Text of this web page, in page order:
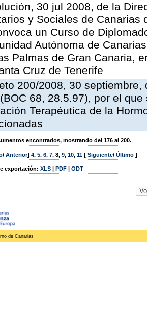
30 jul 2008, de la
y Sociales de Canarias
un Curso de
Autónoma de
Palmas de Gran Canaria,
Cruz de Tenerife
200/2008, 30
68, 28.5.97), por el
Terapéutica de la
encontrados, mostrando del 176 al 200.
/ Anterior] 4, 5, 6, 7, 8, 9, 10, 11 [ Siguiente/ Último ]
exportación: XLS | PDF | ODT
de Canarias